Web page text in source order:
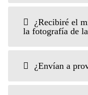
¿Recibiré el
la fotografía de
¿Envían a